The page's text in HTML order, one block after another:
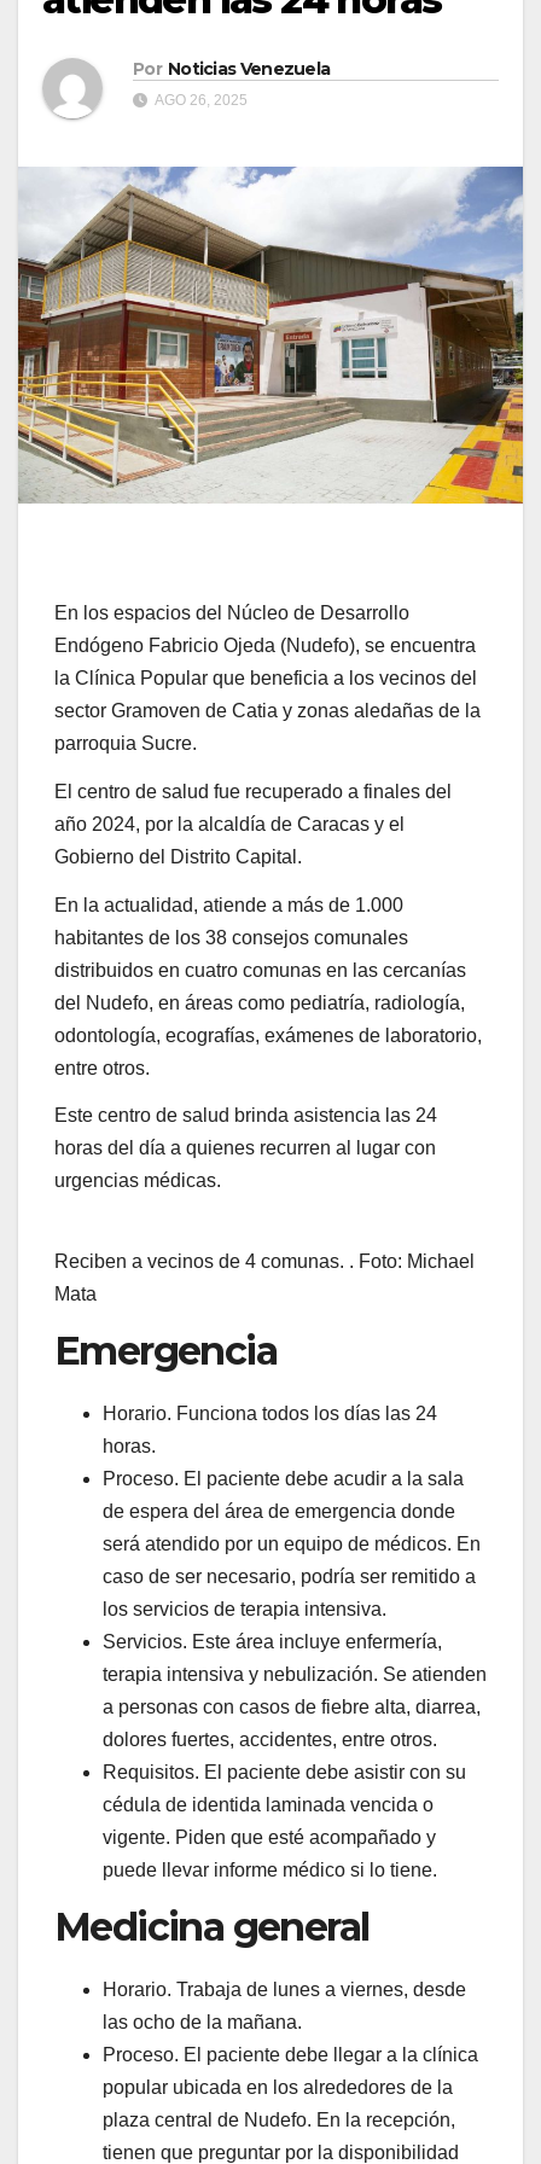
Por Noticias Venezuela
AGO 26, 2025
En los espacios del Núcleo de Desarrollo
Endógeno Fabricio Ojeda (Nudefo), se encuentra
la Clínica Popular que beneficia a los vecinos del
sector Gramoven de Catia y zonas aledañas de la
parroquia Sucre.
El centro de salud fue recuperado a finales del
año 2024, por la alcaldía de Caracas y el
Gobierno del Distrito Capital.
En la actualidad, atiende a más de 1.000
habitantes de los 38 consejos comunales
distribuidos en cuatro comunas en las cercanías
del Nudefo, en áreas como pediatría, radiología,
odontología, ecografías, exámenes de laboratorio,
entre otros.
Este centro de salud brinda asistencia las 24
horas del día a quienes recurren al lugar con
urgencias médicas.
Reciben a vecinos de 4 comunas. . Foto: Michael
Mata
Emergencia
Horario. Funciona todos los días las 24
horas.
Proceso. El paciente debe acudir a la sala
de espera del área de emergencia donde
será atendido por un equipo de médicos. En
caso de ser necesario, podría ser remitido a
los servicios de terapia intensiva.
Servicios. Este área incluye enfermería,
terapia intensiva y nebulización. Se atienden
a personas con casos de fiebre alta, diarrea,
dolores fuertes, accidentes, entre otros.
Requisitos. El paciente debe asistir con su
cédula de identida laminada vencida o
vigente. Piden que esté acompañado y
puede llevar informe médico si lo tiene.
Medicina general
Horario. Trabaja de lunes a viernes, desde
las ocho de la mañana.
Proceso. El paciente debe llegar a la clínica
popular ubicada en los alrededores de la
plaza central de Nudefo. En la recepción,
tienen que preguntar por la disponibilidad